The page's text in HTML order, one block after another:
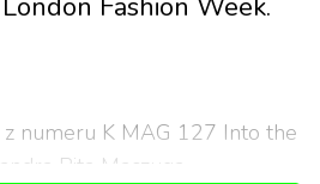
Fashion Week.
z numeru K MAG 127 Into the
Rita Maczuga